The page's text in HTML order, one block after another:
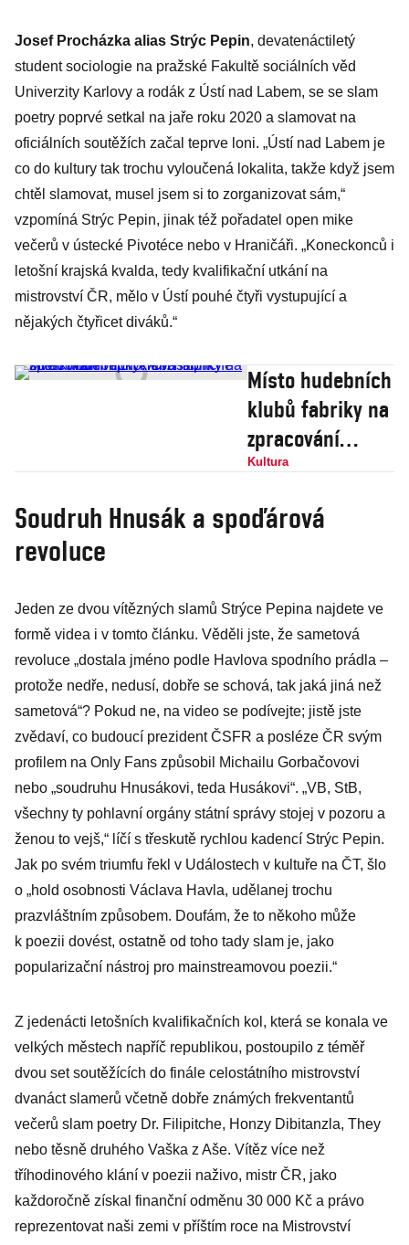
Josef Procházka alias Strýc Pepin, devatenáctiletý
student sociologie na pražské Fakultě sociálních věd
Univerzity Karlovy a rodák z Ústí nad Labem, se se slam
poetry poprvé setkal na jaře roku 2020 a slamovat na
oficiálních soutěžích začal teprve loni. „Ústí nad Labem je
co do kultury tak trochu vyloučená lokalita, takže když jsem
chtěl slamovat, musel jsem si to zorganizovat sám,“
vzpomíná Strýc Pepin, jinak též pořadatel open mike
večerů v ústecké Pivotéce nebo v Hraničáři. „Koneckonců i
letošní krajská kvalda, tedy kvalifikační utkání na
mistrovství ČR, mělo v Ústí pouhé čtyři vystupující a
nějakých čtyřicet diváků.“
Místo hudebních
klubů fabriky na
zpracování
řepky? Dr.
kulturní ticho. A
Kultura
Soudruh Hnusák a spoďárová
revoluce
Jeden ze dvou vítězných slamů Strýce Pepina najdete ve
formě videa i v tomto článku. Věděli jste, že sametová
revoluce „dostala jméno podle Havlova spodního prádla –
protože nedře, nedusí, dobře se schová, tak jaká jiná než
sametová“? Pokud ne, na video se podívejte; jistě jste
zvědaví, co budoucí prezident ČSFR a posléze ČR svým
profilem na Only Fans způsobil Michailu Gorbačovovi
nebo „soudruhu Hnusákovi, teda Husákovi“. „VB, StB,
všechny ty pohlavní orgány státní správy stojej v pozoru a
ženou to vejš,“ líčí s třeskutě rychlou kadencí Strýc Pepin.
Jak po svém triumfu řekl v Událostech v kultuře na ČT, šlo
o „hold osobnosti Václava Havla, udělanej trochu
prazvláštním způsobem. Doufám, že to někoho může
k poezii dovést, ostatně od toho tady slam je, jako
popularizační nástroj pro mainstreamovou poezii.“
Z jedenácti letošních kvalifikačních kol, která se konala ve
velkých městech napříč republikou, postoupilo z téměř
dvou set soutěžících do finále celostátního mistrovství
dvanáct slamerů včetně dobře známých frekventantů
večerů slam poetry Dr. Filipitche, Honzy Dibitanzla, They
nebo těsně druhého Vaška z Aše. Vítěz více než
tříhodinového klání v poezii naživo, mistr ČR, jako
každoročně získal finanční odměnu 30 000 Kč a právo
reprezentovat naši zemi v příštím roce na Mistrovství